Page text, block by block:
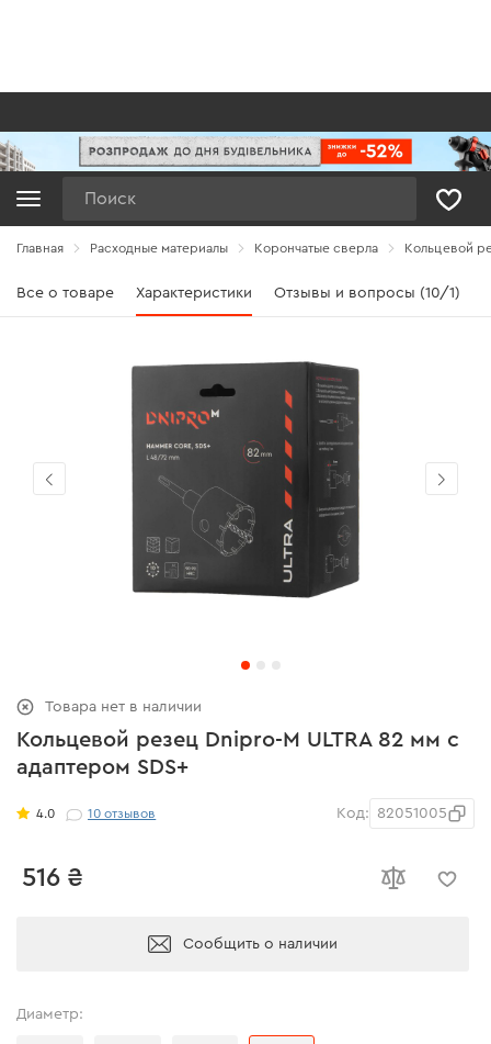
Главная Расходные материалы Корончатые сверла Кольцевой
Все о товаре Характеристики Отзывы и вопросы (10/1)
Кольцевой резец Dnipro-M ULTRA 82 мм с
адаптером SDS+
4.0 10отзывов Код: 82051005
516 ₴
Сообщить о наличии
Товара нет в наличии
Диаметр: